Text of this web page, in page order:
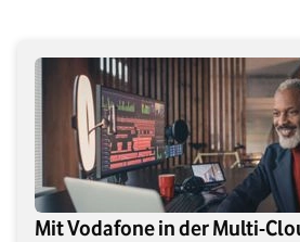
Mit Vodafone in der Multi-